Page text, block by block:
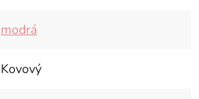
modrá
Kovový